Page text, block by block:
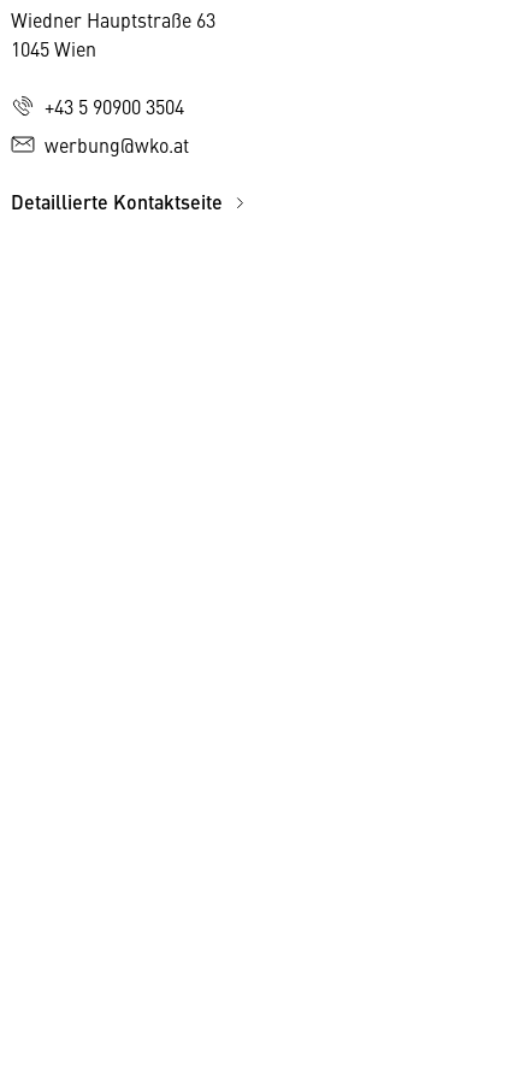
Wiedner Hauptstraße 63
1045 Wien
+43 5 90900 3504
werbung@wko.at
Detaillierte Kontaktseite